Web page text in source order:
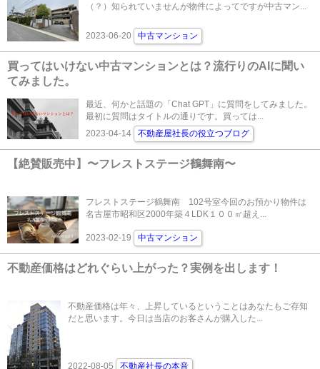
（？）知られていませんが物件によってですが中古マン...
2023-06-20 中古マンション
買ってはいけない中古マンションとは？流行りのAIに聞い
てみました。
最近、何かと話題の「Chat GPT」に質問をしてみました。
最初に質問はタイトルの通りです。買っては...
2023-04-14
不動産屋社長の役立つブログ
【絶賛販売中】〜フレストステージ鶴舞南〜
フレストステージ鶴舞南 102号室今回のお預かり物件は
名古屋市昭和区2000年築４LDK１００㎡超え...
2023-02-19 中古マンション
不動産価格はどれぐらい上がった？実例を出します！
不動産価格は年々、上昇しているということはあなたもご存知
だと思います。今日は当店のお客さんが購入した...
2022-08-05 不動産社長の本音